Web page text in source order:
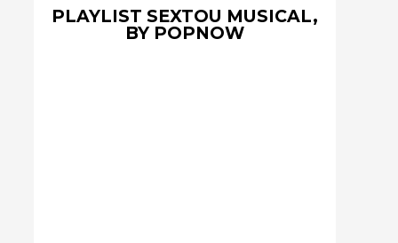
PLAYLIST SEXTOU MUSICAL,
BY POPNOW